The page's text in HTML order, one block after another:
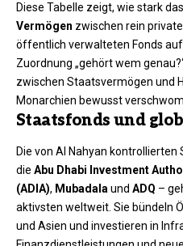
Diese Tabelle zeigt, wie stark das
Vermögen zwischen rein
öffentlich verwalteten Fonds
Zuordnung „gehört wem
zwischen Staatsvermögen und
Monarchien bewusst
Staatsfonds und
Die von Al Nahyan
die Abu Dhabi Investment
(ADIA), Mubadala und ADQ –
aktivsten weltweit. Sie bündeln
und Asien und investieren in